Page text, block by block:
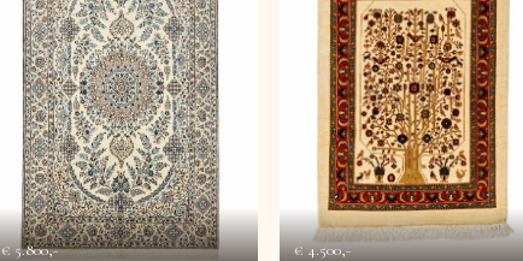
€ 5.800,- € 4.500,-